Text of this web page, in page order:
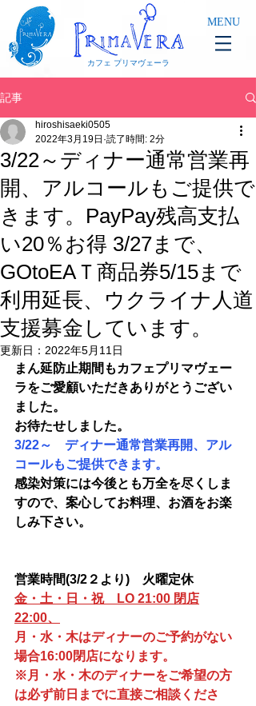
カフェ プリマヴェーラ
MENU
記事
3/22～ディナー通常営業再
開、アルコールもご提供で
きます。PayPay残高支払
い20％お得 3/27まで、
GOtoEAＴ商品券5/15まで
利用延長、ウクライナ人道
支援募金しています。
hiroshisaeki0505
2022年3月19日 読了時間: 2分
更新日： 2022年5月11日
まん延防止期間もカフェプリマヴェー
ラをご愛顧いただきありがとうござい
ました。
お待たせしました。
3/22～　ディナー通常営業再開、アル
コールもご提供できます。
感染対策には今後とも万全を尽くしま
すので、案心してお料理、お酒をお楽
しみ下さい。
営業時間(3/2２より)　火曜定休
金・土・日・祝　LO 21:00 閉店
22:00、
月・水・木はディナーのご予約がない
場合16:00閉店になります。
※月・水・木のディナーをご希望の方
は必ず前日までに直接ご相談くださ